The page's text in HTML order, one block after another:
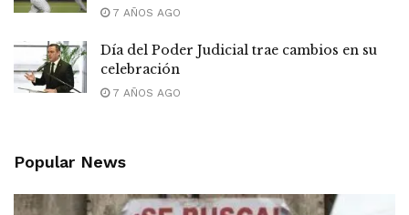
7 AÑOS AGO
Día del Poder Judicial trae cambios en su
celebración
7 AÑOS AGO
Popular News